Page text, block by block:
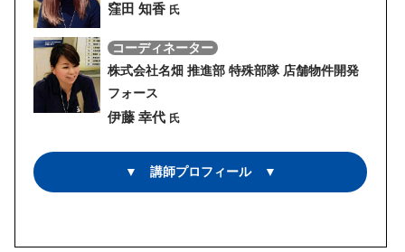
窪田 知香 氏
コーディネーター
株式会社名畑 推進部 特殊部隊 店舗物件開発
フォース
伊藤 幸代 氏
▼ 講師プロフィール ▼